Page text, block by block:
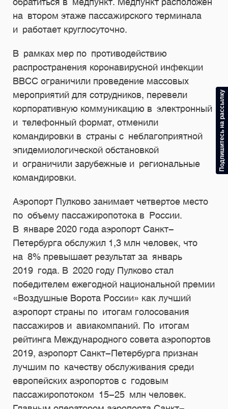
на втором этаже пассажирского терминала
и работает круглосуточно.
В рамках мер по противодействию
распространения коронавирусной инфекции
ВВСС ограничили проведение массовых
мероприятий для сотрудников, перевели
корпоративную коммуникацию в электронный
и телефонный формат, отменили
командировки в страны с неблагоприятной
эпидемиологической обстановкой
и ограничили зарубежные и региональные
командировки.
Аэропорт Пулково занимает четвертое место
по объему пассажиропотока в России.
В январе 2020 года аэропорт Санкт-
Петербурга обслужил 1,3 млн человек, что
на 8% превышает результат за январь
2019 года. В 2020 году Пулково стал
победителем ежегодной национальной премии
«Воздушные Ворота России» как лучший
аэропорт страны по итогам голосования
пассажиров и авиакомпаний. По итогам
рейтинга Международного совета аэропортов
2019, аэропорт Санкт-Петербурга признан
лучшим по качеству обслуживания среди
европейских аэропортов с годовым
пассажиропотоком 15-25 млн человек.
Подпишитесь на рассылку